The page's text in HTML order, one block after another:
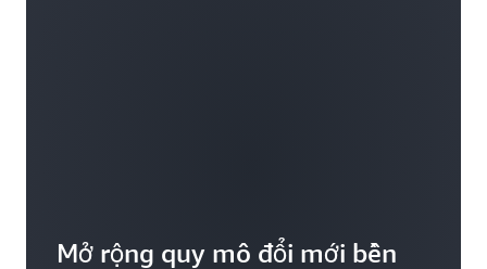
Mở rộng quy mô đổi mới bền